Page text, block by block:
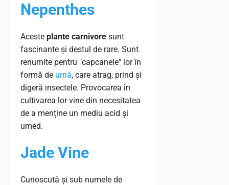
Nepenthes
Aceste plante carnivore sunt
fascinante și destul de rare. Sunt
renumite pentru "capcanele" lor în
formă de urnă, care atrag, prind și
digeră insectele. Provocarea în
cultivarea lor vine din necesitatea
de a menține un mediu acid și
umed.
Jade Vine
Cunoscută și sub numele de